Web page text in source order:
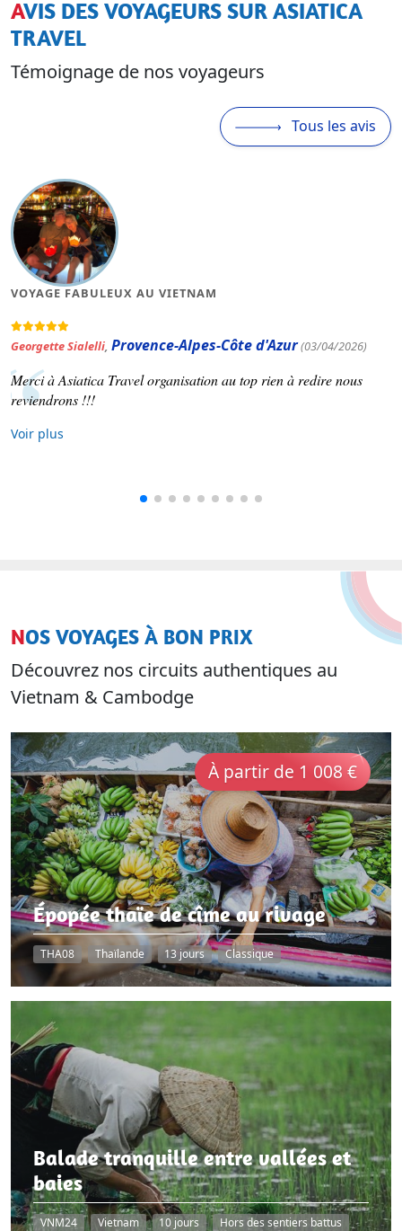
AVIS DES VOYAGEURS SUR ASIATICA
TRAVEL
Témoignage de nos voyageurs
Tous les avis
04/2026)
nous
MAGNIFIQUE VOYAGE AU VIETNAM
Patrick Varinard,Occitanie(19/03/2026)
Asiatica travel nous a concocté un voyage selon
NOS VOYAGES À BON PRIX
Découvrez nos circuits authentiques au
Vietnam & Cambodge
À partir de 1 008 €
Épopée thaïe de cîme au rivage
THA08 Thaïlande 13 jours Classique
Balade tranquille entre vallées et
baies
VNM24 Vietnam 10 jours Hors des sentiers battus